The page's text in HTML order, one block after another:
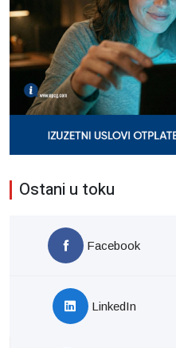
Ostani u toku
Facebook
LinkedIn